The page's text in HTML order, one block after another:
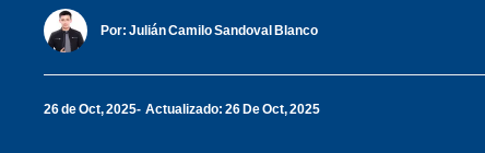
Por: Julián Camilo Sandoval Blanco
26 de Oct, 2025 Actualizado: 26 De Oct, 2025